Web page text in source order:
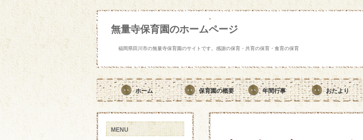
無量寺保育園のホームページ
福岡県田川市の無量寺保育園のサイトです。感謝の保育・共育の保育・食育の保育
ホーム 保育園の概要 年間行事 おたより
MENU